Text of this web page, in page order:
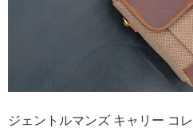
ジェントルマンズ キャリー コ